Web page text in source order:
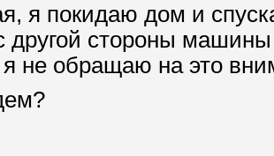
я покидаю дом и
другой стороны
я не обращаю на это